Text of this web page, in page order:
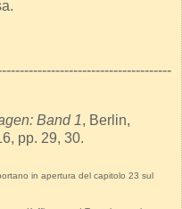
Band 1, Berlin,
pp. 29, 30.
in apertura del capitolo 23 sul